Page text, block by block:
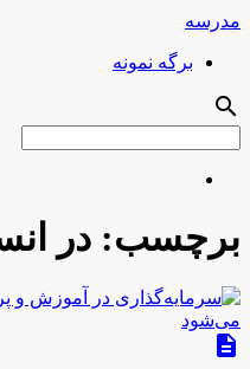
مدرسه
برگه نمونه
search
برچسب: در
description